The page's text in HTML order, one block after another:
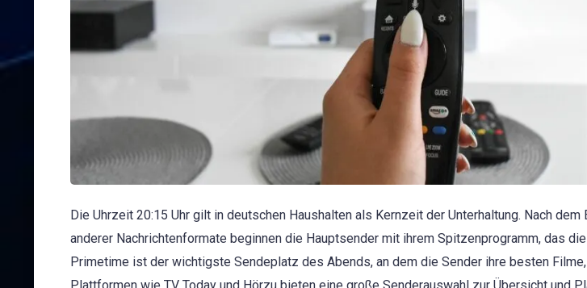
Die Uhrzeit 20:15 Uhr gilt in deutschen Haushalten als Kernzeit der Unterhaltung. Nach dem
anderer Nachrichtenformate beginnen die Hauptsender mit ihrem Spitzenprogramm, das
Primetime ist der wichtigste Sendeplatz des Abends, an dem die Sender ihre besten